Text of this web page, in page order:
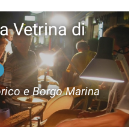
Vetrina di
e Borgo Marina